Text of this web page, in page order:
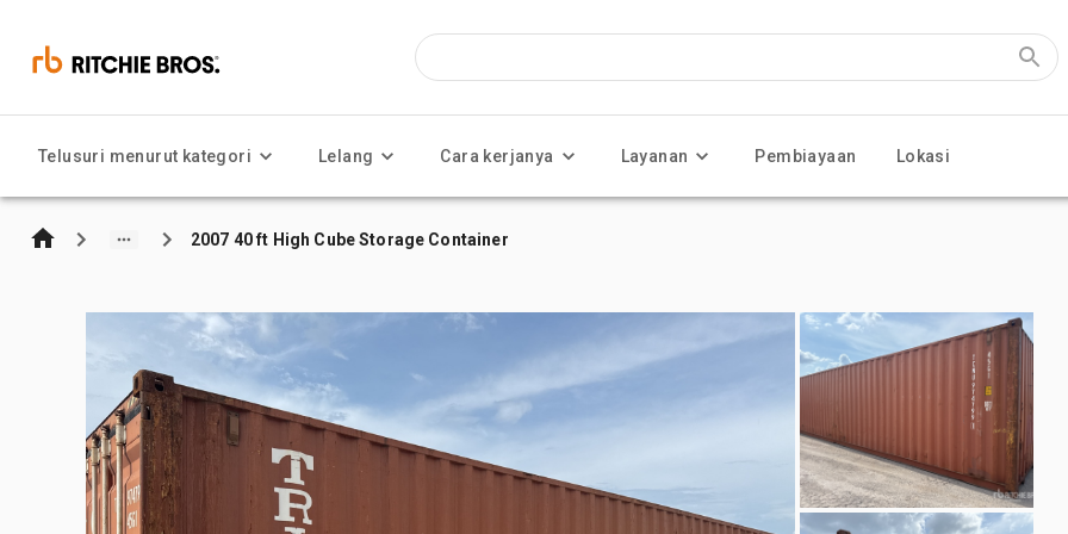
Telusuri menurut kategori Lelang Cara kerjanya Layanan Pembiayaan Lokasi
2007 40 ft High Cube Storage Container